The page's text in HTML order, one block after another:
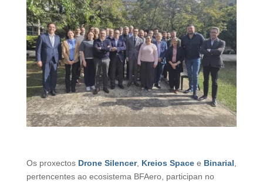
Os proxectos Drone Silencer, Kreios Spacee Binarial,
pertencentes ao ecosistema BFAero, participan no